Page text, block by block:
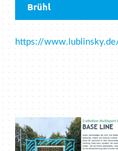
Brühl
https://